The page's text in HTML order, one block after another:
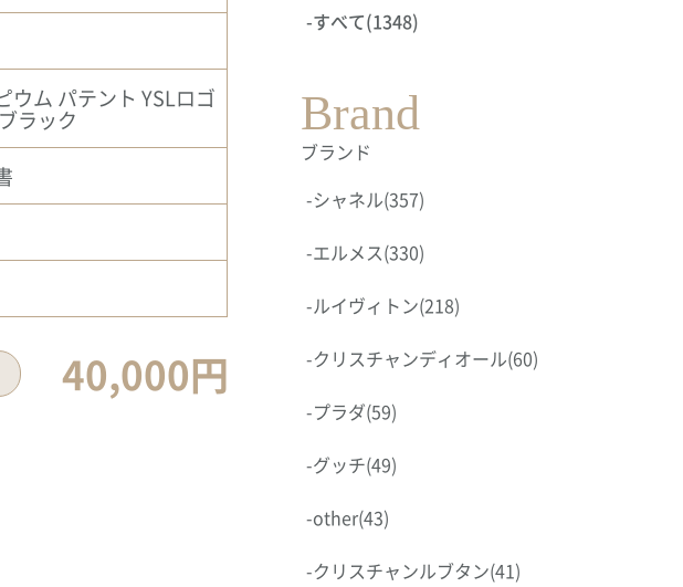
ウム パテント YSLロゴ
ラック
40,000円
-すべて(1348)
Brand
ブランド
-シャネル(357)
-エルメス(330)
-ルイヴィトン(218)
-クリスチャンディオール(60)
-プラダ(59)
-グッチ(49)
-other(43)
-クリスチャンルブタン(41)